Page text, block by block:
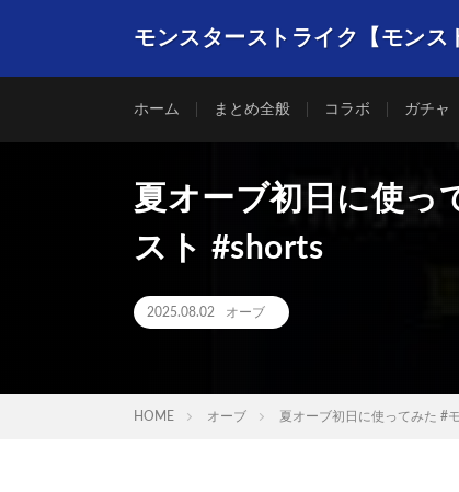
モンスターストライク【モンス
ホーム まとめ全般 コラボ ガチャ
夏オーブ初日に使っ
スト #shorts
2025.08.02 オーブ
HOME オーブ 夏オーブ初日に使ってみた #